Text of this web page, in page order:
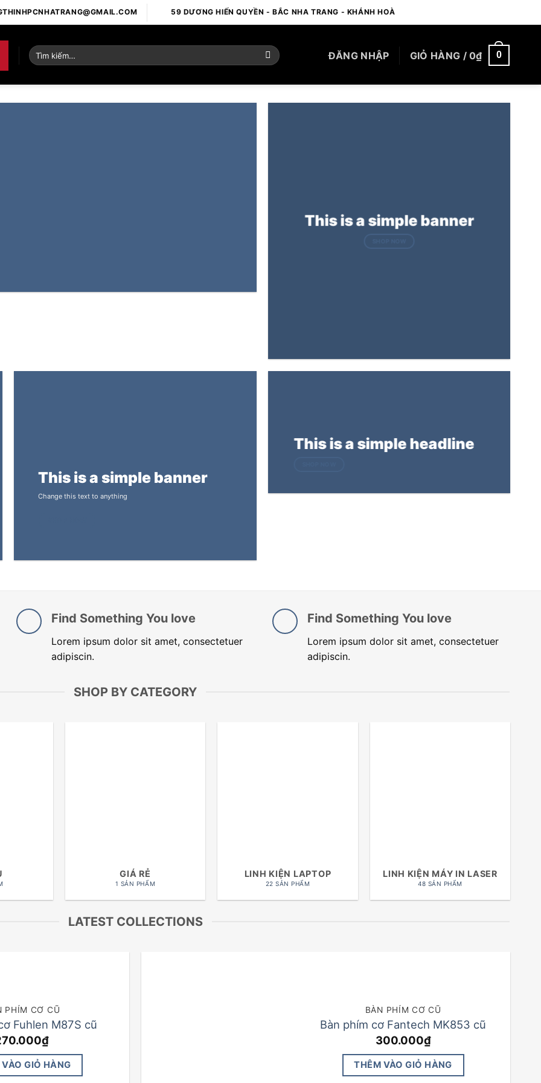
59 DƯƠNG HIẾN QUYỀN - BẮC NHA TRANG - KHÁNH HOÀ
Tìm
kiếm:
ĐĂNG NHẬP GIỎ HÀNG /0₫ 0
This is a simple banner
This is a simple banner
Change this text to anything
This is a simple headline
Find Something You love
Lorem ipsum dolor sit amet, consectetuer
adipiscin.
Find Something You love
Lorem ipsum dolor sit amet, consectetuer
adipiscin.
SHOP BY CATEGORY
GIÁ RẺ
1 SẢN PHẨM
LINH KIỆN LAPTOP
22 SẢN PHẨM
LINH KIỆN MÁY IN LASER
48 SẢN PHẨM
LATEST COLLECTIONS
PHÍM CƠ CŨ
Fuhlen M87S cũ
₫
GIỎ HÀNG
BÀN PHÍM CƠ CŨ
Bàn phím cơ Fantech MK853 cũ
300.000₫
THÊM VÀO GIỎ HÀNG